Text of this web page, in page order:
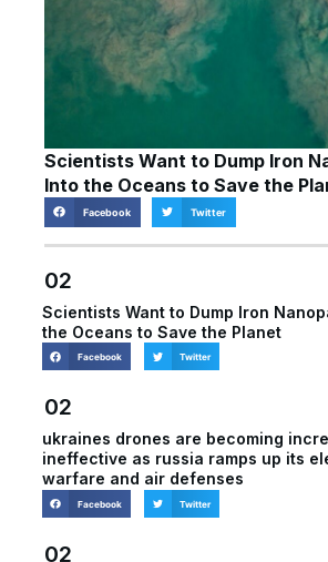
Scientists Want to Dump Iron
Into the Oceans to Save the
Facebook Twitter
02
Scientists Want to Dump Iron
the Oceans to Save the Planet
Facebook Twitter
02
ukraines drones are becoming
ineffective as russia ramps up its
warfare and air defenses
Facebook Twitter
02